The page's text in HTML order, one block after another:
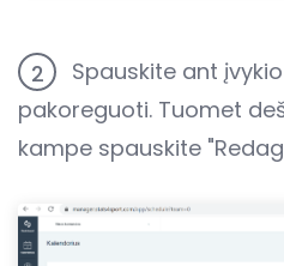
2
Spauskite ant
pakoreguoti. Tuomet
kampe spauskite